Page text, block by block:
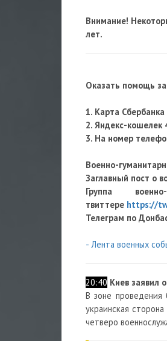
Внимание!
лет.
Оказать помощь
1. Карта Сбербанка
2. Яндекс-кошелек
3. На номер
Военно-
Заглавный пост о
Группа
твиттере https://
Телеграм по
- Лента военных
20:40 Киев заявил
В зоне проведения
украинская
четверо